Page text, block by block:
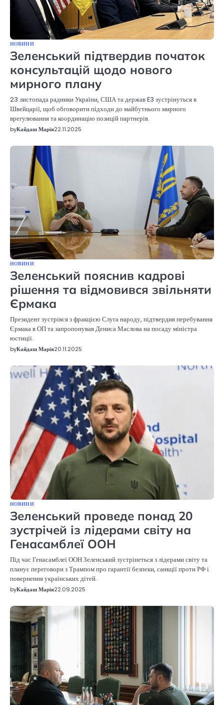
НОВИНИ
Зеленський підтвердив початок
консультацій щодо нового
мирного плану
23 листопада радники України, США та держав E3 зустрінуться в
Швейцарії, щоб обговорити підходи до майбутнього мирного
врегулювання та координацію позицій партнерів.
byКайдаш Марія22.11.2025
НОВИНИ
Зеленський пояснив кадрові
рішення та відмовився звільняти
Єрмака
Президент зустрівся з фракцією Слуга народу, підтвердив перебування
Єрмака в ОП та запропонував Дениса Маслова на посаду міністра
юстиції.
byКайдаш Марія20.11.2025
НОВИНИ
Зеленський проведе понад 20
зустрічей із лідерами світу на
Генасамблеї ООН
Під час Генасамблеї ООН Зеленський зустрінеться з лідерами світу та
планує переговори з Трампом про гарантії безпеки, санкції проти РФ і
повернення українських дітей.
byКайдаш Марія22.09.2025